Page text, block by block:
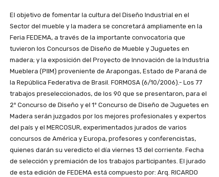
El objetivo de fomentar la cultura del Diseño Industrial en el
Sector del mueble y la madera se concretará ampliamente en la
Feria FEDEMA, a través de la importante convocatoria que
tuvieron los Concursos de Diseño de Mueble y Juguetes en
madera; y la exposición del Proyecto de Innovación de la Industria
Mueblera (PIIM) proveniente de Arapongas, Estado de Paraná de
la República Federativa de Brasil. FORMOSA (6/10/2006).- Los 77
trabajos preseleccionados, de los 90 que se presentaron, para el
2º Concurso de Diseño y el 1º Concurso de Diseño de Juguetes en
Madera serán juzgados por los mejores profesionales y expertos
del país y el MERCOSUR, experimentados jurados de varios
concursos de América y Europa, profesores y conferencistas,
quienes darán su veredicto el día viernes 13 del corriente. Fecha
de selección y premiación de los trabajos participantes. El jurado
de esta edición de FEDEMA está compuesto por: Arq. RICARDO